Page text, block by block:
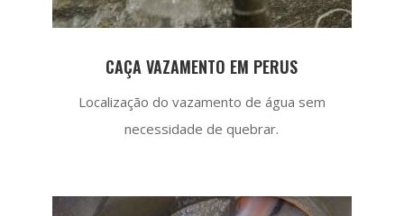
CAÇA VAZAMENTO EM PERUS
Localização do vazamento de água sem
necessidade de quebrar.